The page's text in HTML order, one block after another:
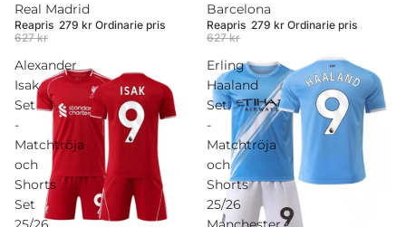
Real Madrid
Reapris 279 kr Ordinarie pris
627 kr
Barcelona
Reapris 279 kr Ordinarie pris
627 kr
Alexander
Isak
Set
-
Matchtröja
och
Shorts
Set
Erling
Haaland
Set
-
Matchtröja
och
Shorts
25/26